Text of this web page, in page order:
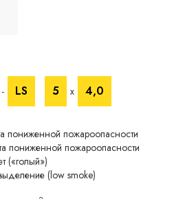
- LS 5 х 4,0
пониженной пожароопасности
пониженной пожароопасности
(«голый»)
(low smoke)